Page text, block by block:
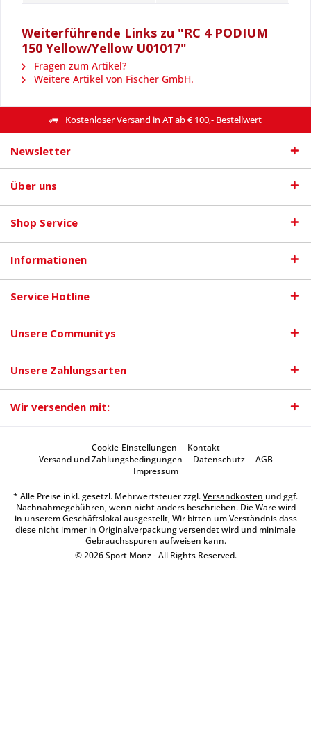
Weiterführende Links zu "RC 4 PODIUM
150 Yellow/Yellow U01017"
Fragen zum Artikel?
Weitere Artikel von Fischer GmbH.
Kostenloser Versand in AT ab € 100,- Bestellwert
Newsletter
Über uns
Shop Service
Informationen
Service Hotline
Unsere Communitys
Unsere Zahlungsarten
Wir versenden mit:
Cookie-Einstellungen
Kontakt
Versand und Zahlungsbedingungen
Datenschutz
AGB
Impressum
* Alle Preise inkl. gesetzl. Mehrwertsteuer zzgl.Versandkosten und ggf.
Nachnahmegebühren, wenn nicht anders beschrieben. Die Ware wird
in unserem Geschäftslokal ausgestellt, Wir bitten um Verständnis dass
diese nicht immer in Originalverpackung versendet wird und minimale
Gebrauchsspuren aufweisen kann.
© 2026 Sport Monz - All Rights Reserved.